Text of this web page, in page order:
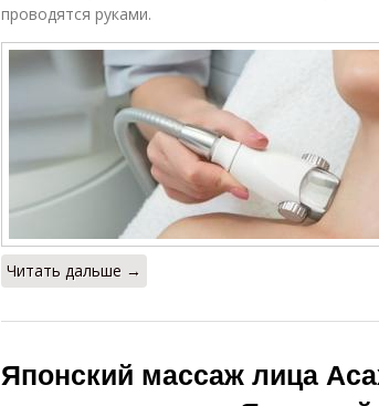
проводятся руками.
Читать дальше →
Японский массаж лица